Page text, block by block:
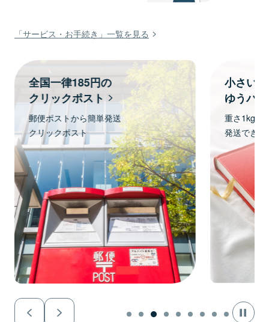
「サービス・お手続き」一覧を見る
全国一律185円の
クリックポスト
郵便ポストから簡単発送
クリックポスト
小さい
ゆうパ
重さ1kg、
発送でき